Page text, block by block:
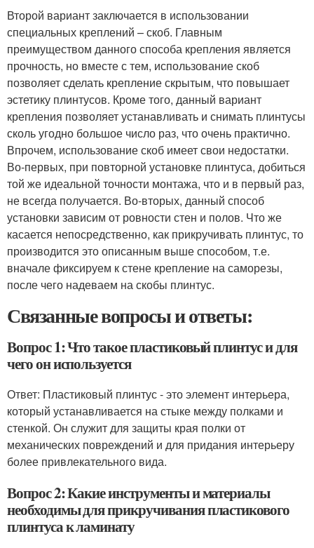
Второй вариант заключается в использовании
специальных креплений – скоб. Главным
преимуществом данного способа крепления является
прочность, но вместе с тем, использование скоб
позволяет сделать крепление скрытым, что повышает
эстетику плинтусов. Кроме того, данный вариант
крепления позволяет устанавливать и снимать плинтусы
сколь угодно большое число раз, что очень практично.
Впрочем, использование скоб имеет свои недостатки.
Во-первых, при повторной установке плинтуса, добиться
той же идеальной точности монтажа, что и в первый раз,
не всегда получается. Во-вторых, данный способ
установки зависим от ровности стен и полов. Что же
касается непосредственно, как прикручивать плинтус, то
производится это описанным выше способом, т.е.
вначале фиксируем к стене крепление на саморезы,
после чего надеваем на скобы плинтус.
Связанные вопросы и ответы:
Вопрос 1: Что такое пластиковый плинтус и для
чего он используется
Ответ: Пластиковый плинтус - это элемент интерьера,
который устанавливается на стыке между полками и
стенкой. Он служит для защиты края полки от
механических повреждений и для придания интерьеру
более привлекательного вида.
Вопрос 2: Какие инструменты и материалы
необходимы для прикручивания пластикового
плинтуса к ламинату